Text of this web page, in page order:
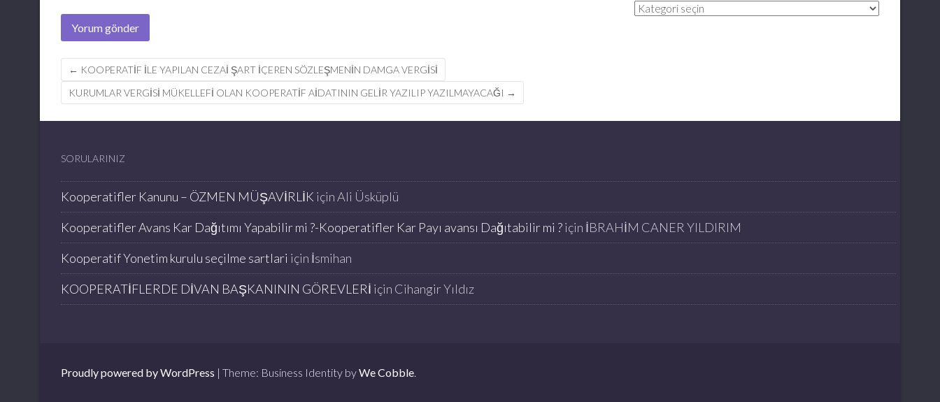
Post
navigation
← KOOPERATIF ILE YAPILAN CEZAI ŞART IÇEREN SÖZLEŞMENIN DAMGA VERGISI
KURUMLAR VERGISI MÜKELLEFI OLAN KOOPERATIF AIDATININ GELIR YAZILIP YAZILMAYACAĞI →
Kategoriler
SORULARINIZ
Kooperatifler Kanunu – ÖZMEN MÜŞAVİRLİK içinAli Üsküplü
Kooperatifler Avans Kar Dağıtımı Yapabilir mi ?-Kooperatifler Kar Payı avansı Dağıtabilir mi ?için İBRAHİM CANER YILDIRIM
Kooperatif Yonetim kurulu seçilme sartlari için İsmihan
KOOPERATİFLERDE DİVAN BAŞKANININ GÖREVLERİ için Cihangir Yıldız
Proudly powered by WordPress | Theme: Business Identity byWe Cobble.